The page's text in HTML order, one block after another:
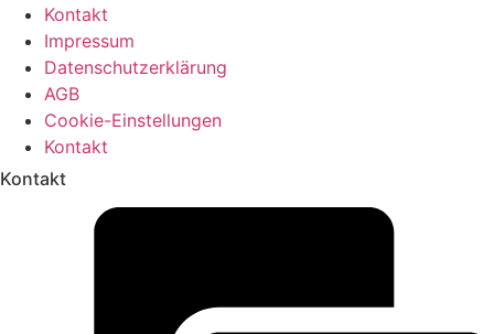
Kontakt
Impressum
Datenschutzerklärung
AGB
Cookie-Einstellungen
Kontakt
Kontakt